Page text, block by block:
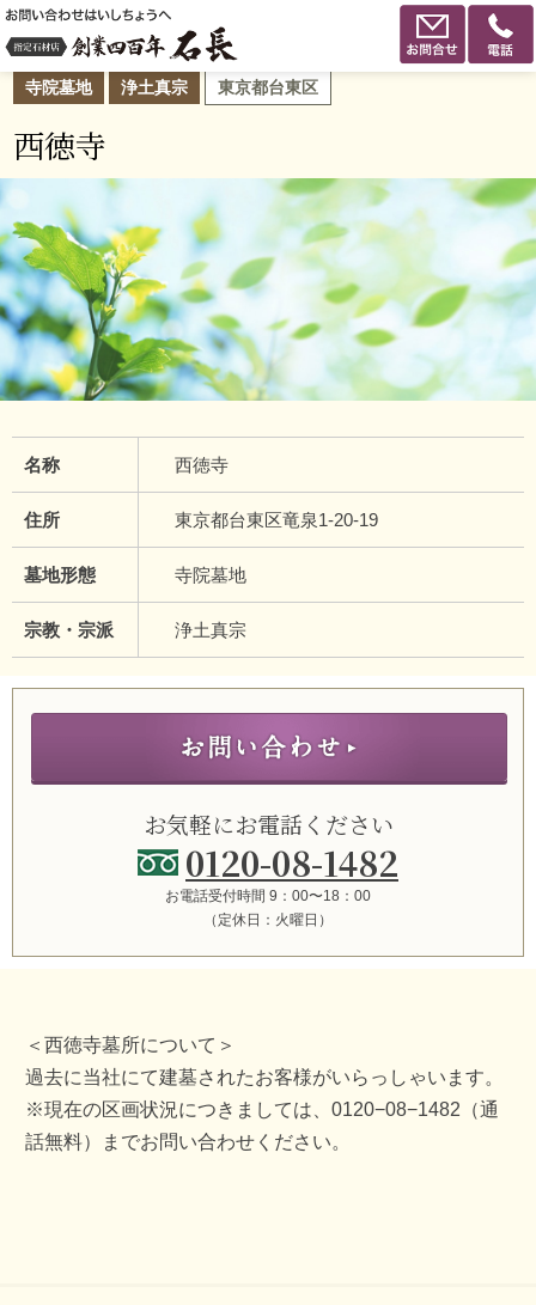
寺院墓地 浄土真宗 東京都台東区
西徳寺
名称 西徳寺
住所 東京都台東区竜泉1-20-19
墓地形態 寺院墓地
宗教・宗派 浄土真宗
お気軽にお電話ください
0120-08-1482
お電話受付時間 9：00〜18：00
（定休日：火曜日）
＜西徳寺墓所について＞
過去に当社にて建墓されたお客様がいらっしゃいます。
※現在の区画状況につきましては、0120−08−1482（通
話無料）までお問い合わせください。